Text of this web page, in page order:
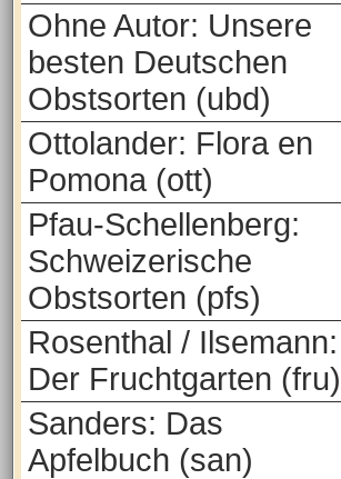
Ohne Autor: Unsere
besten Deutschen
Obstsorten (ubd)
Ottolander: Flora en
Pomona (ott)
Pfau-Schellenberg:
Schweizerische
Obstsorten (pfs)
Rosenthal / Ilsemann:
Der Fruchtgarten (fru)
Sanders: Das
Apfelbuch (san)